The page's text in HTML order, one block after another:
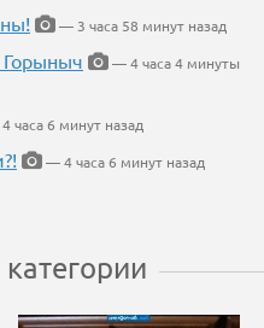
— 3 часа 58 минут назад
Горыныч
— 4 часа 4 минуты
часа 6 минут назад
— 4 часа 6 минут назад